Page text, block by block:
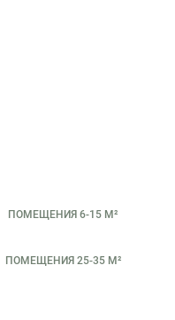
ПОМЕЩЕНИЯ 6-15 М²
ПОМЕЩЕНИЯ 25-35 М²